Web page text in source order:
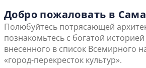
Добро пожаловать в
Полюбуйтесь потрясающей
познакомьтесь с богатой
внесенного в список Всемирного
«город-перекресток культур».